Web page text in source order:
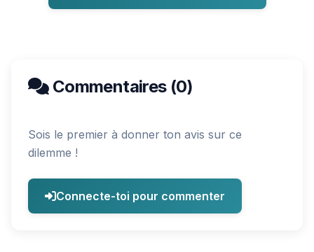
Commentaires (0)
Sois le premier à donner ton avis sur ce
dilemme !
Connecte-toi pour commenter